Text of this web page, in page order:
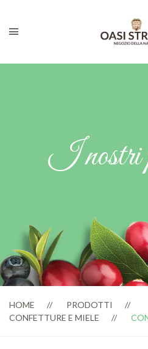
I nostri
HOME
PRODOTTI
CONFETTURE E MIELE